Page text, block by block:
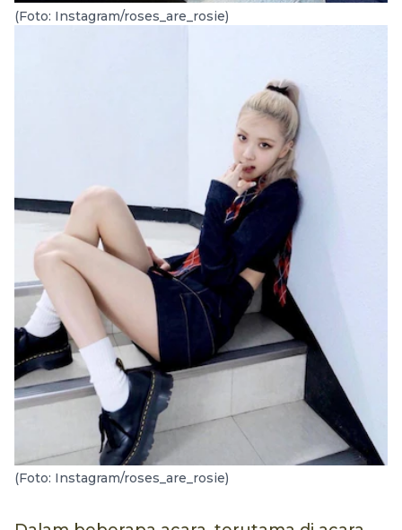
(Foto: Instagram/roses_are_rosie)
(Foto: Instagram/roses_are_rosie)